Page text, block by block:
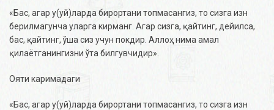
«Бас, агар у(уй)ларда бирортани топмасангиз, то сизга изн
берилмагунча уларга кирманг. Агар сизга, қайтинг, дейилса,
бас, қайтинг, ўша сиз учун покдир. Аллоҳ нима амал
қилаётганингизни ўта билгувчидир».
Ояти каримадаги
«Бас, агар у(уй)ларда бирортани топмасангиз, то сизга изн